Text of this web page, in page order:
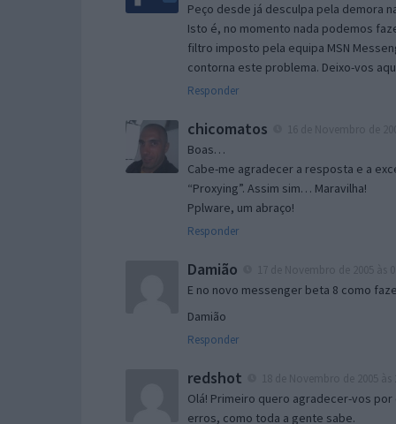
Peço desde já desculpa pela demora
Isto é, no momento nada podemos
filtro imposto pela equipa MSN
contorna este problema. Deixo-vos
Responder
chicomatos
Boas…
Cabe-me agradecer a resposta e a
“Proxying”. Assim sim… Maravilha!
Pplware, um abraço!
Responder
Damião
E no novo messenger beta 8 como
Damião
Responder
redshot
Olá! Primeiro quero agradecer-vos
erros, como toda a gente sabe.